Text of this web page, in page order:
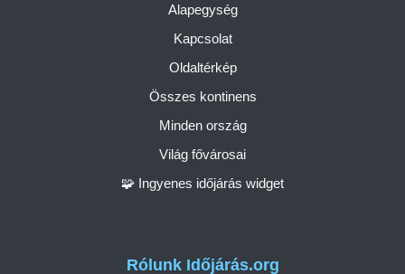
Rólunk Időjárás.org
Alapegység
Kapcsolat
Oldaltérkép
Összes kontinens
Minden ország
Világ fővárosai
🧩 Ingyenes időjárás widget